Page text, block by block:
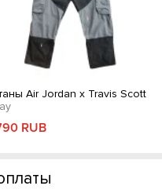
Air Jordan x Travis Scott
RUB